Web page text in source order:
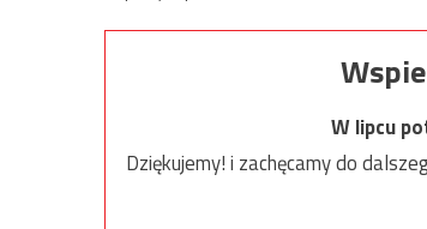
W lipcu
Dziękujemy! i zachęcamy do